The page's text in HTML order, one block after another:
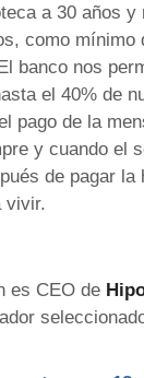
a 30 años y
como mínimo
banco nos
el 40% de
pago de la
y cuando el
de pagar la
vivir.
es CEO de